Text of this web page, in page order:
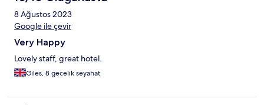
8 Ağustos 2023
Google ile çevir
Very Happy
Lovely staff, great hotel.
Giles, 8 gecelik seyahat